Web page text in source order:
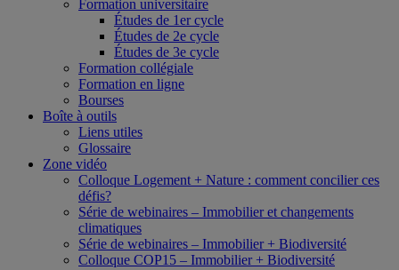
Formation universitaire
Études de 1er cycle
Études de 2e cycle
Études de 3e cycle
Formation collégiale
Formation en ligne
Bourses
Boîte à outils
Liens utiles
Glossaire
Zone vidéo
Colloque Logement + Nature : comment concilier ces
défis?
Série de webinaires – Immobilier et changements
climatiques
Série de webinaires – Immobilier + Biodiversité
Colloque COP15 – Immobilier + Biodiversité